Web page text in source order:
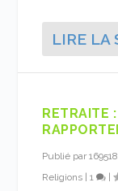
LIRE LA
RETRAITE
Publié par
Religions |1 |